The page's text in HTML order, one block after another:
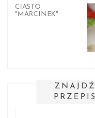
CIASTO
"MARCINEK"
ZNAJDŹ
PRZEPIS